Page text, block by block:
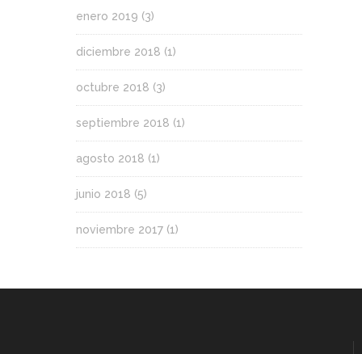
enero 2019 (3)
diciembre 2018 (1)
octubre 2018 (3)
septiembre 2018 (1)
agosto 2018 (1)
junio 2018 (5)
noviembre 2017 (1)